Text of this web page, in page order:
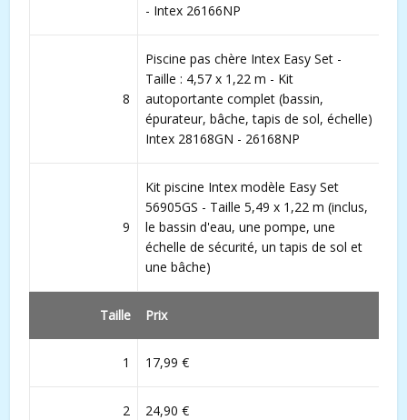
- Intex 26166NP
8
Piscine pas chère Intex Easy Set -
Taille : 4,57 x 1,22 m - Kit
autoportante complet (bassin,
épurateur, bâche, tapis de sol, échelle)
Intex 28168GN - 26168NP
9
Kit piscine Intex modèle Easy Set
56905GS - Taille 5,49 x 1,22 m (inclus,
le bassin d'eau, une pompe, une
échelle de sécurité, un tapis de sol et
une bâche)
Taille Prix
1 17,99 €
2 24,90 €